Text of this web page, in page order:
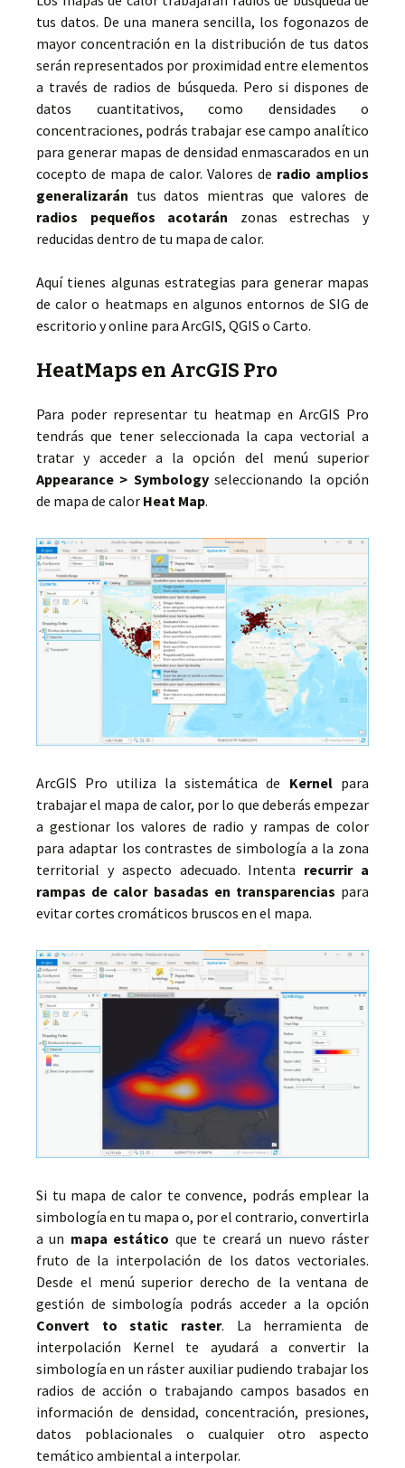
tus datos. De una manera sencilla, los fogonazos de
mayor concentración en la distribución de tus datos
serán representados por proximidad entre elementos
a través de radios de búsqueda. Pero si dispones de
datos cuantitativos, como densidades o
concentraciones, podrás trabajar ese campo analítico
para generar mapas de densidad enmascarados en un
cocepto de mapa de calor. Valores de radio amplios
generalizarán tus datos mientras que valores de
radios pequeños acotarán zonas estrechas y
reducidas dentro de tu mapa de calor.
Aquí tienes algunas estrategias para generar mapas
de calor o heatmaps en algunos entornos de SIG de
escritorio y online para ArcGIS, QGIS o Carto.
HeatMaps en ArcGIS Pro
Para poder representar tu heatmap en ArcGIS Pro
tendrás que tener seleccionada la capa vectorial a
tratar y acceder a la opción del menú superior
Appearance > Symbologyseleccionando la opción
de mapa de calor Heat Map.
ArcGIS Pro utiliza la sistemática de Kernelpara
trabajar el mapa de calor, por lo que deberás empezar
a gestionar los valores de radio y rampas de color
para adaptar los contrastes de simbología a la zona
territorial y aspecto adecuado. Intenta recurrir a
rampas de calor basadas en transparencias para
evitar cortes cromáticos bruscos en el mapa.
Si tu mapa de calor te convence, podrás emplear la
simbología en tu mapa o, por el contrario, convertirla
a un mapa estático que te creará un nuevo ráster
fruto de la interpolación de los datos vectoriales.
Desde el menú superior derecho de la ventana de
gestión de simbología podrás acceder a la opción
Convert to static raster. La herramienta de
interpolación Kernel te ayudará a convertir la
simbología en un ráster auxiliar pudiendo trabajar los
radios de acción o trabajando campos basados en
información de densidad, concentración, presiones,
datos poblacionales o cualquier otro aspecto
temático ambiental a interpolar.